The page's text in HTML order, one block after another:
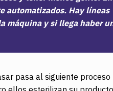
automatizados. Hay líneas
máquina y si llega haber
pasa al siguiente proceso